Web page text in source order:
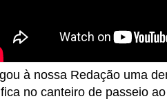
à nossa Redação uma
no canteiro de passeio